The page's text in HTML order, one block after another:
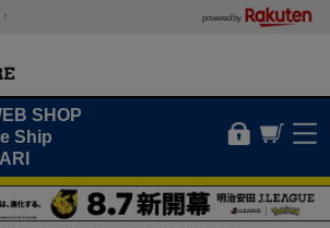
powered by
SHOP
Ship